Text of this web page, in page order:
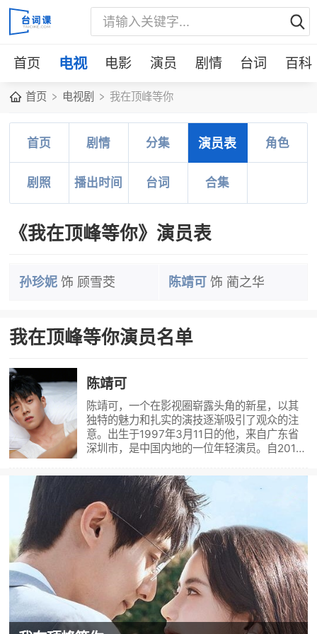
首页 电视 电影 演员 剧情 台词 百科
首页 电视剧 我在顶峰等你
首页 剧情 分集 演员表 角色
剧照 播出时间 台词 合集
《我在顶峰等你》演员表
孙珍妮饰 顾雪茭 陈靖可 饰 蔺之华
我在顶峰等你演员名单
陈靖可
陈靖可，一个在影视圈崭露头角的新星，以其
独特的魅力和扎实的演技逐渐吸引了观众的注
意。出生于1997年3月11日的他，来自广东省
深圳市，是中国内地的一位年轻演员。自2018